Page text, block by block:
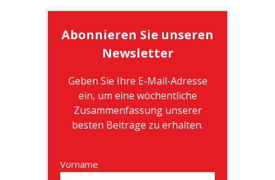
Abonnieren Sie unseren
Newsletter
Geben Sie Ihre E-Mail-Adresse
ein, um eine wöchentliche
Zusammenfassung unserer
besten Beiträge zu erhalten.
Vorname